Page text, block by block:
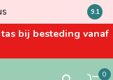
Kom
9.1
bij besteding vanaf
0